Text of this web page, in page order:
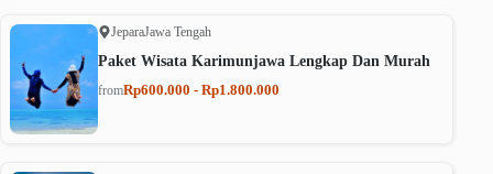
JeparaJawa Tengah
Paket Wisata Karimunjawa Lengkap Dan Murah
fromRp600.000 - Rp1.800.000